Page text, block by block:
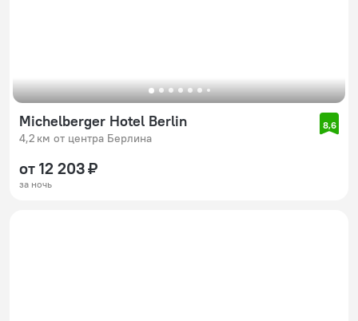
Michelberger Hotel Berlin
4,2 км от центра Берлина
8,6
от 12 203 ₽
за ночь